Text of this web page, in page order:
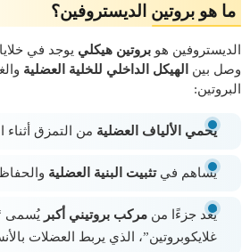
ما هو بروتين الديستروفين؟
الديستروفين هو بروتين هيكلي يوجد في
وصل بين
الهيكل الداخلي للخلية العضلية
البروتين:
يحمي الألياف العضلية من التمزق أثناء
يساهم فيتثبيت البنية العضلية
يُعد جزءًا من مركب بروتيني أكبر يُسمى
غلايكوبروتين”، الذي يربط العضلات